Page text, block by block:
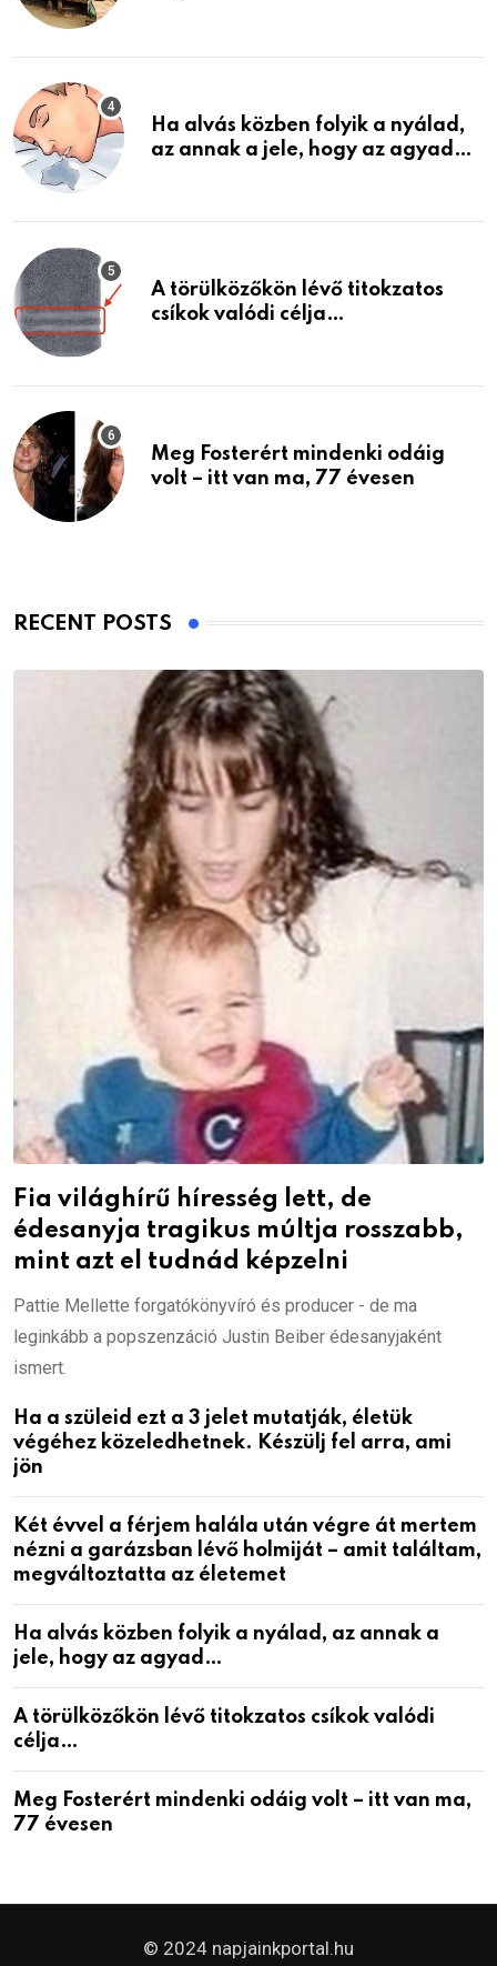
életemet
Ha alvás közben folyik a nyálad,
az annak a jele, hogy az agyad…
A törülközőkön lévő titokzatos
csíkok valódi célja…
Meg Fosterért mindenki odáig
volt – itt van ma, 77 évesen
RECENT POSTS
Fia világhírű híresség lett, de
édesanyja tragikus múltja rosszabb,
mint azt el tudnád képzelni
Pattie Mellette forgatókönyvíró és producer - de ma
leginkább a popszenzáció Justin Beiber édesanyjaként
ismert.
Ha a szüleid ezt a 3 jelet mutatják, életük
végéhez közeledhetnek. Készülj fel arra, ami
jön
Két évvel a férjem halála után végre át mertem
nézni a garázsban lévő holmiját – amit találtam,
megváltoztatta az életemet
Ha alvás közben folyik a nyálad, az annak a
jele, hogy az agyad…
A törülközőkön lévő titokzatos csíkok valódi
célja…
Meg Fosterért mindenki odáig volt – itt van ma,
77 évesen
© 2024 napjainkportal.hu